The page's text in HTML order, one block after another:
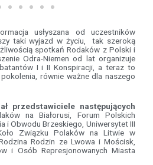
usłyszana od uczestników
taki wyjazd w życiu, tak szeroką
spotkań Rodaków z Polski i
Odra-Niemen od lat organizuje
I i II Konspiracji, a teraz to
równie ważne dla naszego
przedstawiciele następujących
na Białorusi, Forum Polskich
i Obwodu Brzeskiego, Uniwersytet III
Związku Polaków na Litwie w
Rodzin ze Lwowa i Mościsk,
i Osób Represjonowanych Miasta